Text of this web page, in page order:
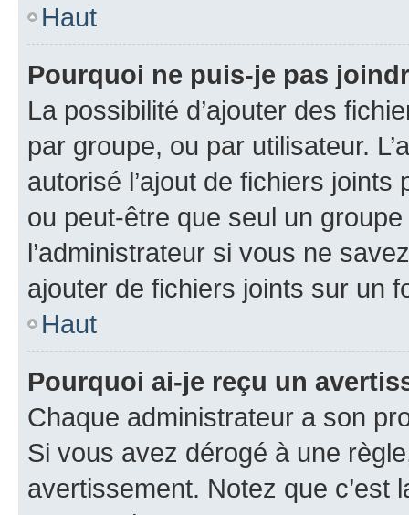
Haut
Pourquoi ne puis-je pas
La possibilité d’ajouter des
par groupe, ou par utilisateur.
autorisé l’ajout de fichiers
ou peut-être que seul un
l’administrateur si vous ne
ajouter de fichiers joints sur un
Haut
Pourquoi ai-je reçu un
Chaque administrateur a son
Si vous avez dérogé à une
avertissement. Notez que c’est